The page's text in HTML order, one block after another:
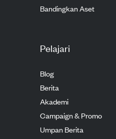
Bandingkan Aset
Pelajari
Blog
Berita
Akademi
Campaign & Promo
Umpan Berita